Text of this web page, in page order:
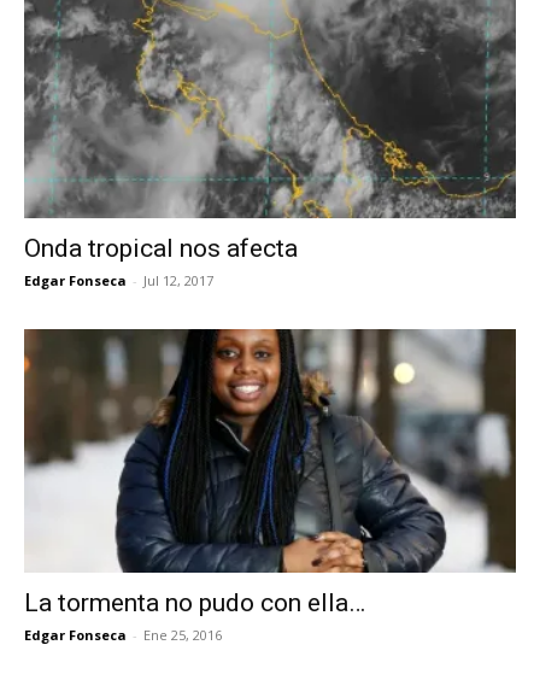
Onda tropical nos afecta
Edgar Fonseca - Jul 12, 2017
La tormenta no pudo con ella…
Edgar Fonseca - Ene 25, 2016